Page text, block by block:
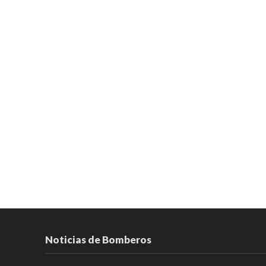
Noticias de Bomberos